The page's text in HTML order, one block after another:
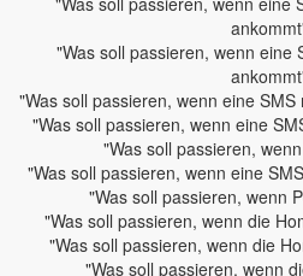
"Was soll passieren, wenn eine
"Was soll passieren, wenn eine
"Was soll passieren, wenn eine
"Was soll passieren,
"Was soll passieren, wenn eine
"Was soll passieren, wenn
"Was soll passieren, wenn die
"Was soll passieren, wenn die
"Was soll passieren, wenn